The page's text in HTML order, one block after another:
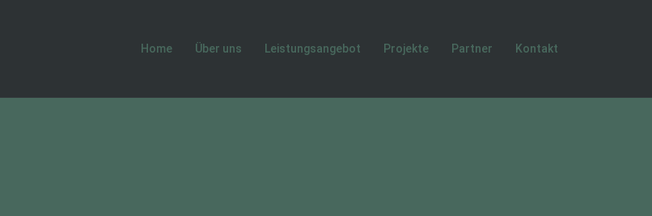
Home Über uns Leistungsangebot Projekte Partner Kontakt